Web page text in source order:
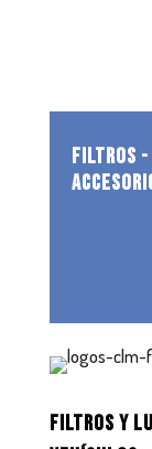
FILTROS
FILTROS Y